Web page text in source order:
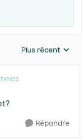
Réponses triées
Plus récent
Répondre